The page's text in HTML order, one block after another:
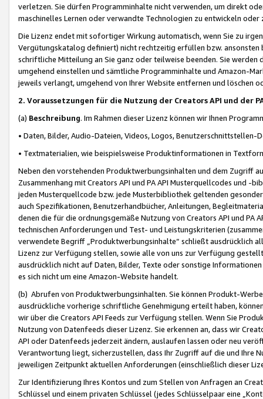
verletzen. Sie dürfen Programminhalte nicht verwenden, um direkt
maschinelles Lernen oder verwandte Technologien zu entwickeln
Die Lizenz endet mit sofortiger Wirkung automatisch, wenn Sie zu
Vergütungskatalog definiert) nicht rechtzeitig erfüllen bzw. ansonsten
schriftliche Mitteilung an Sie ganz oder teilweise beenden. Sie werden
umgehend einstellen und sämtliche Programminhalte und Amazon-
jeweils verlangt, umgehend von Ihrer Website entfernen und löschen
2. Voraussetzungen für die Nutzung der Creators API und der
(a) Beschreibung. Im Rahmen dieser Lizenz können wir Ihnen
• Daten, Bilder, Audio-Dateien, Videos, Logos, Benutzerschnittstellen-
• Textmaterialien, wie beispielsweise Produktinformationen in
Neben den vorstehenden Produktwerbungsinhalten und dem Zugriff
Zusammenhang mit Creators API und PA API Musterquellcodes und
jeden Musterquellcode bzw. jede Musterbibliothek geltenden
auch Spezifikationen, Benutzerhandbücher, Anleitungen,
denen die für die ordnungsgemäße Nutzung von Creators API und PA
technischen Anforderungen und Test- und Leistungskriterien
verwendete Begriff „Produktwerbungsinhalte“ schließt ausdrücklich
Lizenz zur Verfügung stellen, sowie alle von uns zur Verfügung
ausdrücklich nicht auf Daten, Bilder, Texte oder sonstige
es sich nicht um eine Amazon-Website handelt.
(b) Abrufen von Produktwerbungsinhalten. Sie können Produkt-
ausdrückliche vorherige schriftliche Genehmigung erteilt haben,
wir über die Creators API Feeds zur Verfügung stellen. Wenn Sie
Nutzung von Datenfeeds dieser Lizenz. Sie erkennen an, dass wir
API oder Datenfeeds jederzeit ändern, auslaufen lassen oder neu
Verantwortung liegt, sicherzustellen, dass Ihr Zugriff auf die und Ihre
jeweiligen Zeitpunkt aktuellen Anforderungen (einschließlich dieser
Zur Identifizierung Ihres Kontos und zum Stellen von Anfragen an
Schlüssel und einem privaten Schlüssel (jedes Schlüsselpaar eine